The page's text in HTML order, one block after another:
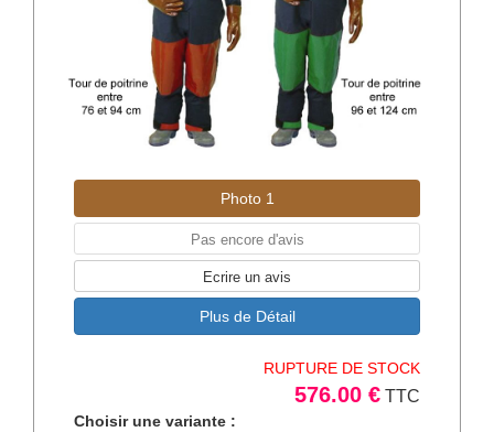
Photo 1
Pas encore d'avis
Ecrire un avis
Plus de Détail
RUPTURE DE STOCK
576.00 € TTC
Choisir une variante :